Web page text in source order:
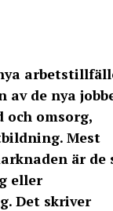
av de nya
och omsorg,
Mest
är de
eller
Det skriver